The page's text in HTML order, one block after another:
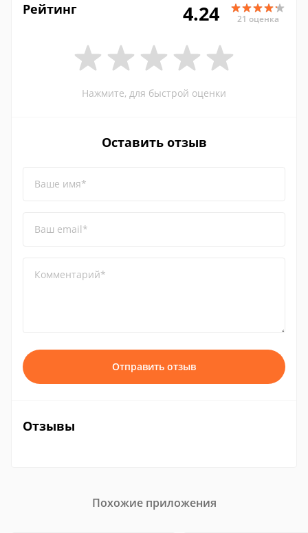
Рейтинг 4.24 21 оценка
Нажмите, для быстрой оценки
Оставить отзыв
Ваше имя*
Ваш email*
Комментарий*
Отправить отзыв
Отзывы
Похожие приложения